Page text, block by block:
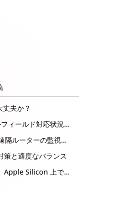
夫か？
定番RDBMSのベクトルフィールド対応状況 2025
Raspberry Piを使って遠隔ルーターの監視装置を作ってみた。
策と適度なバランス
Coima + Rosetta 2 で、Apple Silicon 上で x86_64 の Docker イメージをビルドする (Docker desktop やめる)